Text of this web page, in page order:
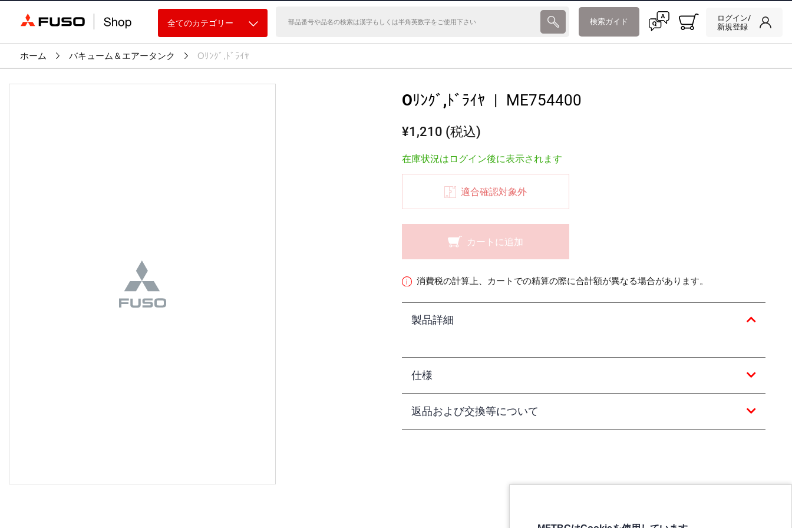
全てのカテゴリー 検索ガイド
ログイン/
新規登録
ホーム バキューム＆エアータンク Oﾘﾝｸﾞ,ﾄﾞﾗｲﾔ
Oﾘﾝｸﾞ,ﾄﾞﾗｲﾔ | ME754400
¥1,210 (税込)
在庫状況はログイン後に表示されます
適合確認対象外
カートに追加
消費税の計算上、カートでの精算の際に合計額が異なる場合があります。
製品詳細
仕様
返品および交換等について